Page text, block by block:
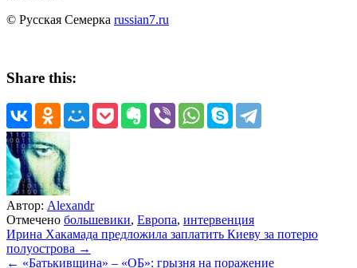
© Русская Семерка russian7.ru
Share this:
Автор: Alexandr
Отмечено большевики, Европа, интервенция
Навигация
по
Ирина Хакамада предложила заплатить Киеву за потерю
полуострова →
← «Батькивщина» – «ОБ»: грызня на поражение